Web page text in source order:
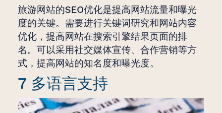
旅游网站的SEO优化是提高网站流量和曝光
度的关键。需要进行关键词研究和网站内容
优化，提高网站在搜索引擎结果页面的排
名。可以采用社交媒体宣传、合作营销等方
式，提高网站的知名度和曝光度。
7 多语言支持